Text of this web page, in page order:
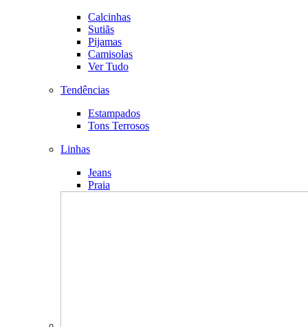
Calcinhas
Sutiãs
Pijamas
Camisolas
Ver Tudo
Tendências
Estampados
Tons Terrosos
Linhas
Jeans
Praia